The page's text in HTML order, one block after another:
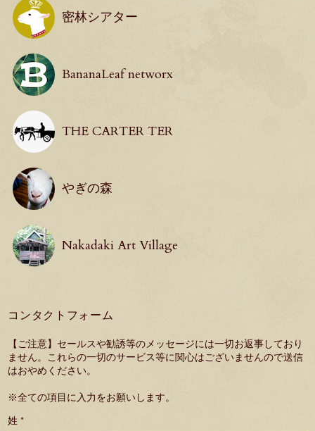
密林シアター
BananaLeaf networx
THE CARTER TER
やぎの森
Nakadaki Art Village
コンタクトフォーム
【ご注意】セールスや勧誘等のメッセージには一切お返事しており
ません。これらの一切のサービス等に関心はございませんので送信
はおやめください。
※全ての項目に入力をお願いします。
姓 *